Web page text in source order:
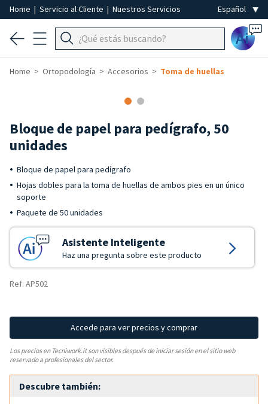
Home | Servicio al Cliente | Nuestros Servicios
Ai
Home Ortopodología Accesorios Toma de huellas
Bloque de papel para pedígrafo, 50
unidades
Bloque de papel para pedígrafo
Hojas dobles para la toma de huellas de ambos pies en un único
soporte
Paquete de 50 unidades
Asistente Inteligente
Haz una pregunta sobre este producto
Ref: AP502
Accede para ver precios y comprar
Los precios en Tecniwork.it son visibles después de iniciar sesión en el sitio web
reservado a profesionales del sector.
Descubre también: